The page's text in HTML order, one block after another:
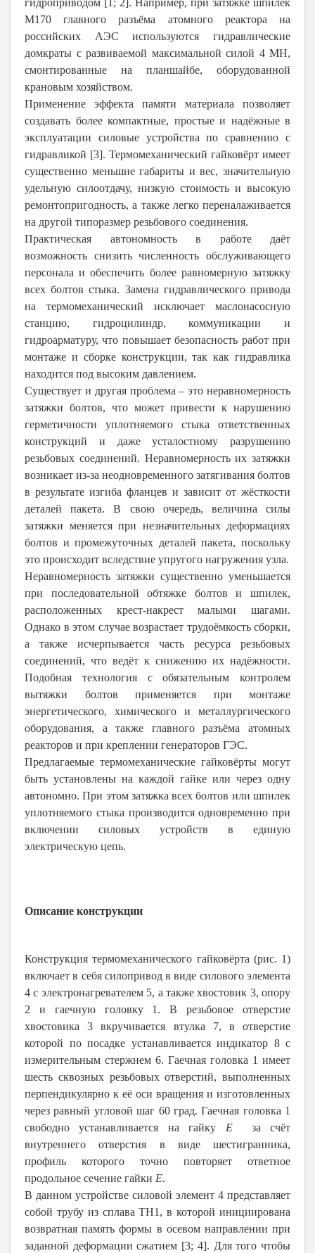
гидроприводом [1; 2]. Например, при затяжке шпилек
М170 главного разъёма атомного реактора на
российских АЭС используются гидравлические
домкраты с развиваемой максимальной силой 4 МН,
смонтированные на планшайбе, оборудованной
крановым хозяйством.
Применение эффекта памяти материала позволяет
создавать более компактные, простые и надёжные в
эксплуатации силовые устройства по сравнению с
гидравликой [3]. Термомеханический гайковёрт имеет
существенно меньшие габариты и вес, значительную
удельную силоотдачу, низкую стоимость и высокую
ремонтопригодность, а также легко переналаживается
на другой типоразмер резьбового соединения.
Практическая автономность в работе даёт
возможность снизить численность обслуживающего
персонала и обеспечить более равномерную затяжку
всех болтов стыка. Замена гидравлического привода
на термомеханический исключает маслонасосную
станцию, гидроцилиндр, коммуникации и
гидроарматуру, что повышает безопасность работ при
монтаже и сборке конструкции, так как гидравлика
находится под высоким давлением.
Существует и другая проблема – это неравномерность
затяжки болтов, что может привести к нарушению
герметичности уплотняемого стыка ответственных
конструкций и даже усталостному разрушению
резьбовых соединений. Неравномерность их затяжки
возникает из-за неодновременного затягивания болтов
в результате изгиба фланцев и зависит от жёсткости
деталей пакета. В свою очередь, величина силы
затяжки меняется при незначительных деформациях
болтов и промежуточных деталей пакета, поскольку
это происходит вследствие упругого нагружения узла.
Неравномерность затяжки существенно уменьшается
при последовательной обтяжке болтов и шпилек,
расположенных крест-накрест малыми шагами.
Однако в этом случае возрастает трудоёмкость сборки,
а также исчерпывается часть ресурса резьбовых
соединений, что ведёт к снижению их надёжности.
Подобная технология с обязательным контролем
вытяжки болтов применяется при монтаже
энергетического, химического и металлургического
оборудования, а также главного разъёма атомных
реакторов и при креплении генераторов ГЭС.
Предлагаемые термомеханические гайковёрты могут
быть установлены на каждой гайке или через одну
автономно. При этом затяжка всех болтов или шпилек
уплотняемого стыка производится одновременно при
включении силовых устройств в единую
электрическую цепь.
Описание конструкции
Конструкция термомеханического гайковёрта (рис. 1)
включает в себя силопривод в виде силового элемента
4 с электронагревателем 5, а также хвостовик 3, опору
2 и гаечную головку 1. В резьбовое отверстие
хвостовика 3 вкручивается втулка 7, в отверстие
которой по посадке устанавливается индикатор 8 с
измерительным стержнем 6. Гаечная головка 1 имеет
шесть сквозных резьбовых отверстий, выполненных
перпендикулярно к её оси вращения и изготовленных
через равный угловой шаг 60 град. Гаечная головка 1
свободно устанавливается на гайку E за счёт
внутреннего отверстия в виде шестигранника,
профиль которого точно повторяет ответное
продольное сечение гайки E.
В данном устройстве силовой элемент 4 представляет
собой трубу из сплава ТН1, в которой инициирована
возвратная память формы в осевом направлении при
заданной деформации сжатием [3; 4]. Для того чтобы